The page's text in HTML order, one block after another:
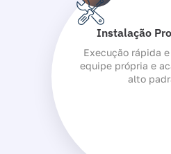
Instalação
Execução rápida
equipe própria e
alto